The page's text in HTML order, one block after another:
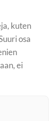
kuten
osa
ei